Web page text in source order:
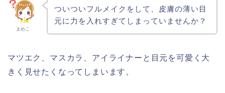
まめこ
ついついフルメイクをして、皮膚の薄い目
元に力を入れすぎてしまっていませんか？
マツエク、マスカラ、アイライナーと目元を可愛く大
きく見せたくなってしまいます。